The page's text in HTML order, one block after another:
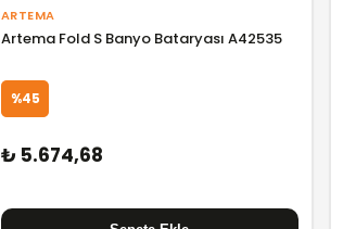
ARTEMA
Artema Fold S Banyo Bataryası A42535
%45
₺ 5.674,68